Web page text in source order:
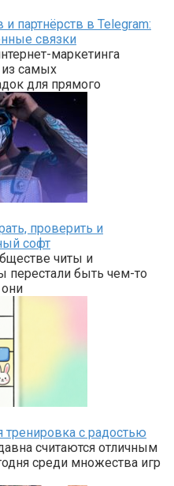
партнёрств в Telegram:
связки
маркетинга
из самых
для прямого
проверить и
софт
читы и
перестали быть чем-то
тренировка с радостью
считаются отличным
среди множества игр